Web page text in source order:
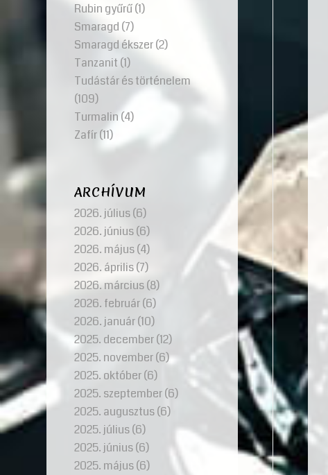
Rubin gyűrű(1)
Smaragd (7)
Smaragd ékszer(2)
Tanzanit (1)
Tudástár és történelem
(109)
Turmalin (4)
Zafír(11)
ARCHÍVUM
2026. július(6)
2026. június(6)
2026. május(4)
2026. április(7)
2026. március(8)
2026. február(6)
2026. január(10)
2025. december(12)
2025. november(6)
2025. október(6)
2025. szeptember(6)
2025. augusztus(6)
2025. július(6)
2025. június(6)
2025. május(6)